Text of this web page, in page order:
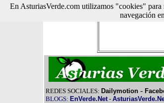
REDES SOCIALES: Dailymotion -
BLOGS: EnVerde.Net-
En AsturiasVerde.com utilizamos "cookies"
navegación